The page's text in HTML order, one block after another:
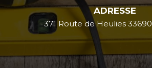
ADRESSE
371 Route de Heulies